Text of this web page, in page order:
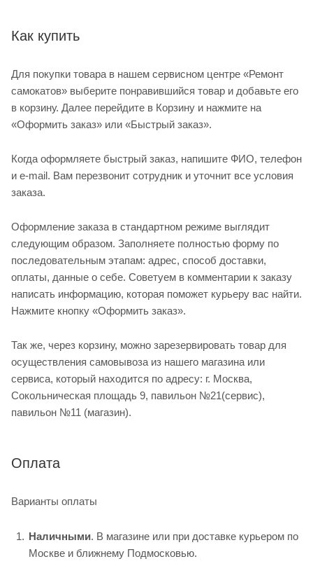
Как купить
Для покупки товара в нашем сервисном центре «Ремонт
самокатов» выберите понравившийся товар и добавьте его
в корзину. Далее перейдите в Корзину и нажмите на
«Оформить заказ» или «Быстрый заказ».
Когда оформляете быстрый заказ, напишите ФИО, телефон
и e-mail. Вам перезвонит сотрудник и уточнит все условия
заказа.
Оформление заказа в стандартном режиме выглядит
следующим образом. Заполняете полностью форму по
последовательным этапам: адрес, способ доставки,
оплаты, данные о себе. Советуем в комментарии к заказу
написать информацию, которая поможет курьеру вас найти.
Нажмите кнопку «Оформить заказ».
Так же, через корзину, можно зарезервировать товар для
осуществления самовывоза из нашего магазина или
сервиса, который находится по адресу: г. Москва,
Сокольническая площадь 9, павильон №21(сервис),
павильон №11 (магазин).
Оплата
Варианты оплаты
Наличными. В магазине или при доставке курьером по
Москве и ближнему Подмосковью.